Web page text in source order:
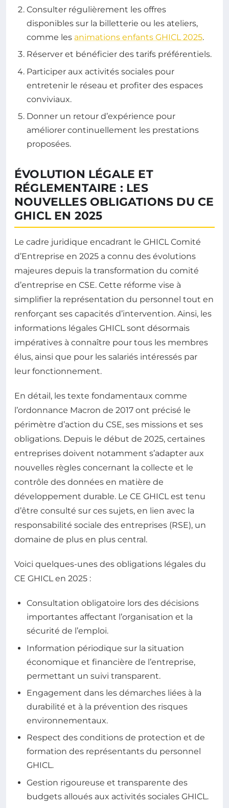
Consulter régulièrement les offres
disponibles sur la billetterie ou les ateliers,
comme les animations enfants GHICL 2025.
Réserver et bénéficier des tarifs préférentiels.
Participer aux activités sociales pour
entretenir le réseau et profiter des espaces
conviviaux.
Donner un retour d’expérience pour
améliorer continuellement les prestations
proposées.
ÉVOLUTION LÉGALE ET
RÉGLEMENTAIRE : LES
NOUVELLES OBLIGATIONS DU CE
GHICL EN 2025
Le cadre juridique encadrant le GHICL Comité
d’Entreprise en 2025 a connu des évolutions
majeures depuis la transformation du comité
d’entreprise en CSE. Cette réforme vise à
simplifier la représentation du personnel tout en
renforçant ses capacités d’intervention. Ainsi, les
informations légales GHICL sont désormais
impératives à connaître pour tous les membres
élus, ainsi que pour les salariés intéressés par
leur fonctionnement.
En détail, les texte fondamentaux comme
l’ordonnance Macron de 2017 ont précisé le
périmètre d’action du CSE, ses missions et ses
obligations. Depuis le début de 2025, certaines
entreprises doivent notamment s’adapter aux
nouvelles règles concernant la collecte et le
contrôle des données en matière de
développement durable. Le CE GHICL est tenu
d’être consulté sur ces sujets, en lien avec la
responsabilité sociale des entreprises (RSE), un
domaine de plus en plus central.
Voici quelques-unes des obligations légales du
CE GHICL en 2025 :
Consultation obligatoire lors des décisions
importantes affectant l’organisation et la
sécurité de l’emploi.
Information périodique sur la situation
économique et financière de l’entreprise,
permettant un suivi transparent.
Engagement dans les démarches liées à la
durabilité et à la prévention des risques
environnementaux.
Respect des conditions de protection et de
formation des représentants du personnel
GHICL.
Gestion rigoureuse et transparente des
budgets alloués aux activités sociales GHICL.